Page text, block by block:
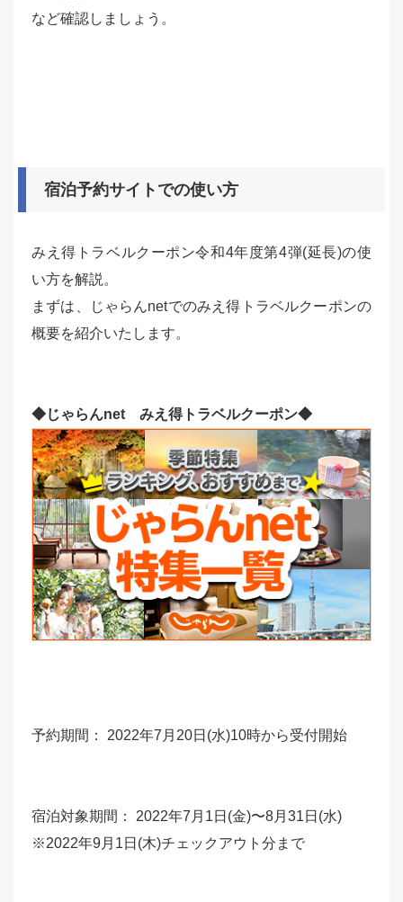
など確認しましょう。
宿泊予約サイトでの使い方
みえ得トラベルクーポン令和4年度第4弾(延長)の使
い方を解説。
まずは、じゃらんnetでのみえ得トラベルクーポンの
概要を紹介いたします。
◆じゃらんnet みえ得トラベルクーポン◆
予約期間： 2022年7月20日(水)10時から受付開始
宿泊対象期間： 2022年7月1日(金)〜8月31日(水)
※2022年9月1日(木)チェックアウト分まで